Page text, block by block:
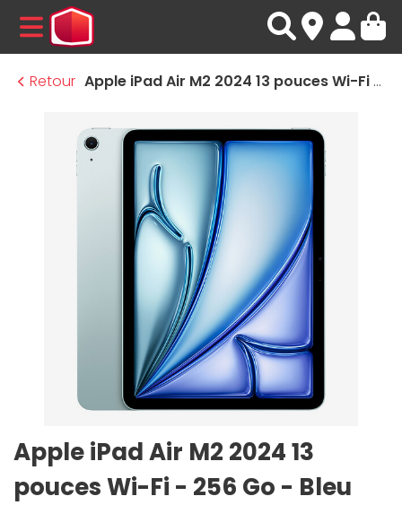
MENU
Retour
Apple iPad Air M2 2024 13 pouces Wi-Fi - 256 Go - Bleu
Apple iPad Air M2 2024 13
pouces Wi-Fi - 256 Go - Bleu